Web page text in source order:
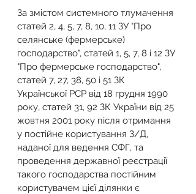
За змістом системного тлумачення
статей 2, 4, 5, 7, 8, 10, 11 ЗУ "Про
селянське (фермерське)
господарство", статей 1, 5, 7, 8 і 12 ЗУ
"Про фермерське господарство",
статей 7, 27, 38, 50 і 51 ЗК
Української РСР від 18 грудня 1990
року, статей 31, 92 ЗК України від 25
жовтня 2001 року після отримання
у постійне користування З/Д,
наданої для ведення СФГ, та
проведення державної реєстрації
такого господарства постійним
користувачем цієї ділянки є